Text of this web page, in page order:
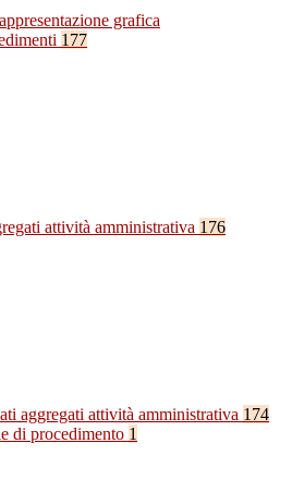
grafica
177
attività amministrativa 176
aggregati attività amministrativa 174
di procedimento 1